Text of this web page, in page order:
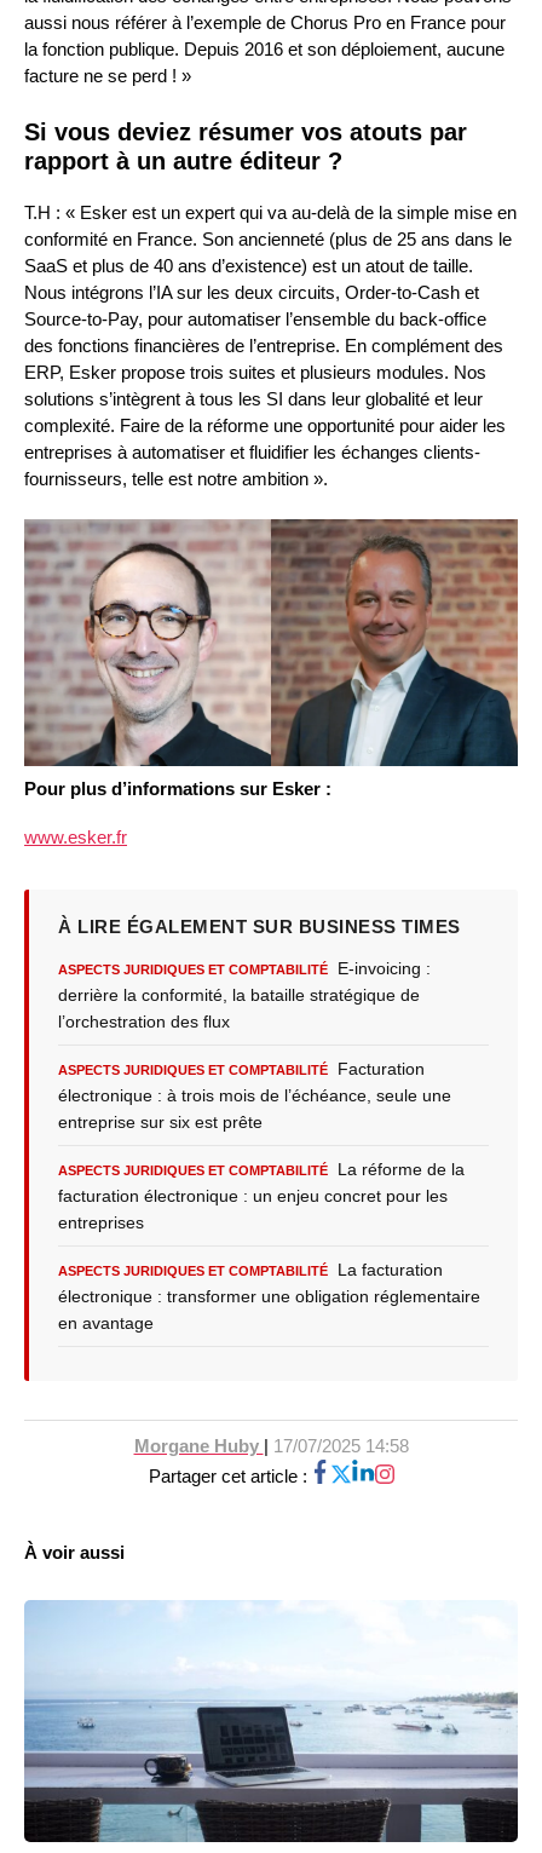
aussi nous référer à l’exemple de Chorus Pro en France pour
la fonction publique. Depuis 2016 et son déploiement, aucune
facture ne se perd ! »
Si vous deviez résumer vos atouts par
rapport à un autre éditeur ?
T.H : « Esker est un expert qui va au-delà de la simple mise en
conformité en France. Son ancienneté (plus de 25 ans dans le
SaaS et plus de 40 ans d’existence) est un atout de taille.
Nous intégrons l’IA sur les deux circuits, Order-to-Cash et
Source-to-Pay, pour automatiser l’ensemble du back-office
des fonctions financières de l’entreprise. En complément des
ERP, Esker propose trois suites et plusieurs modules. Nos
solutions s’intègrent à tous les SI dans leur globalité et leur
complexité. Faire de la réforme une opportunité pour aider les
entreprises à automatiser et fluidifier les échanges clients-
fournisseurs, telle est notre ambition ».
Pour plus d’informations sur Esker :
www.esker.fr
À LIRE ÉGALEMENT SUR BUSINESS TIMES
ASPECTS JURIDIQUES ET COMPTABILITÉ
E-invoicing :
derrière la conformité, la bataille stratégique de
l’orchestration des flux
ASPECTS JURIDIQUES ET COMPTABILITÉ
Facturation
électronique : à trois mois de l’échéance, seule une
entreprise sur six est prête
ASPECTS JURIDIQUES ET COMPTABILITÉ
La réforme de la
facturation électronique : un enjeu concret pour les
entreprises
ASPECTS JURIDIQUES ET COMPTABILITÉ
La facturation
électronique : transformer une obligation réglementaire
en avantage
Morgane Huby | 17/07/2025 14:58
Partager cet article :
À voir aussi